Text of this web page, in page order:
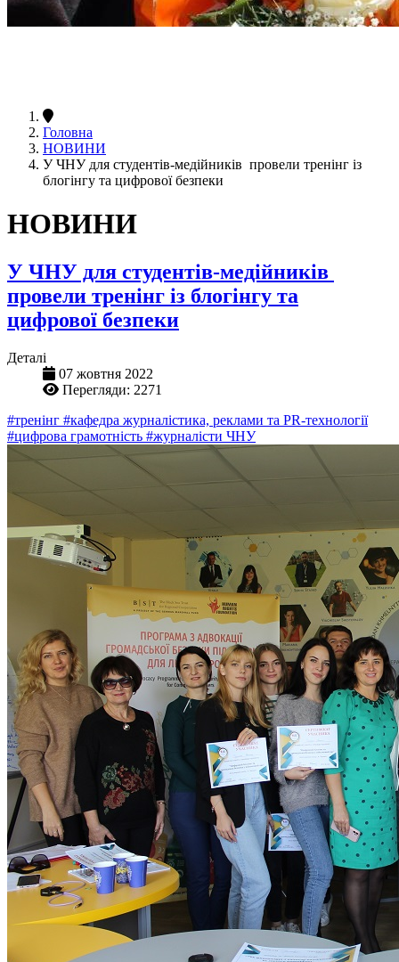
Головна
НОВИНИ
У ЧНУ для студентів-медійників провели тренінг із
блогінгу та цифрової безпеки
НОВИНИ
У ЧНУ для студентів-медійників
провели тренінг із блогінгу та
цифрової безпеки
Деталі
07 жовтня 2022
Перегляди: 2271
#тренінг #кафедра журналістика, реклами та PR-технології
#цифрова грамотність #журналісти ЧНУ